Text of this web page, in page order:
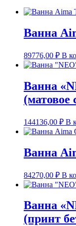
Ванна
89776,00 ₽ В
Ванна
(матовое
144136,00 ₽ В
Ванна
84270,00 ₽ В
Ванна
(принт